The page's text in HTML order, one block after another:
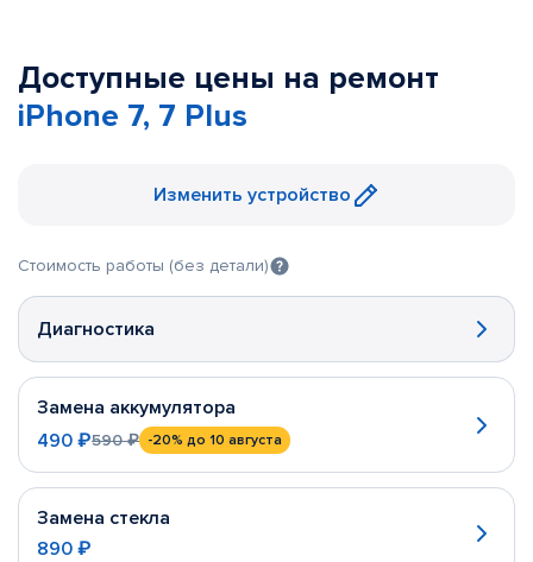
Доступные цены на ремонт
iPhone 7, 7 Plus
Изменить устройство
Стоимость работы (без детали)
Диагностика
Замена аккумулятора
490 ₽590 ₽ -20% до 10 августа
Замена стекла
890 ₽